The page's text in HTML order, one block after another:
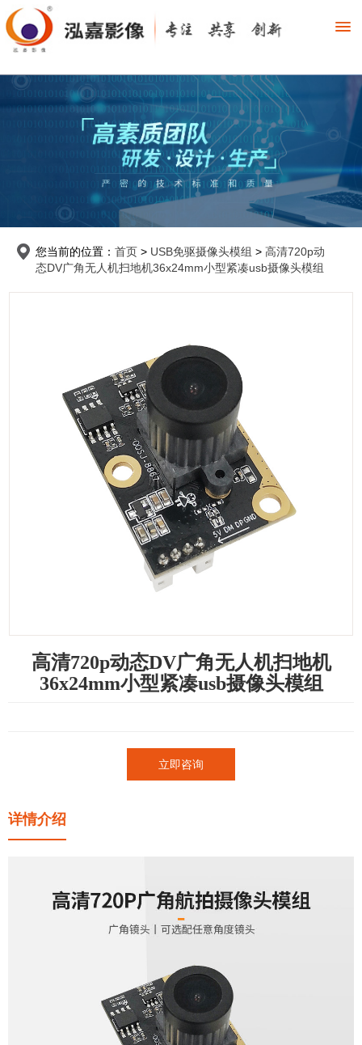
您当前的位置： 首页 > USB免驱摄像头模组 > 高清720p动
态DV广角无人机扫地机36x24mm小型紧凑usb摄像头模组
高清720p动态DV广角无人机扫地机
36x24mm小型紧凑usb摄像头模组
立即咨询
详情介绍